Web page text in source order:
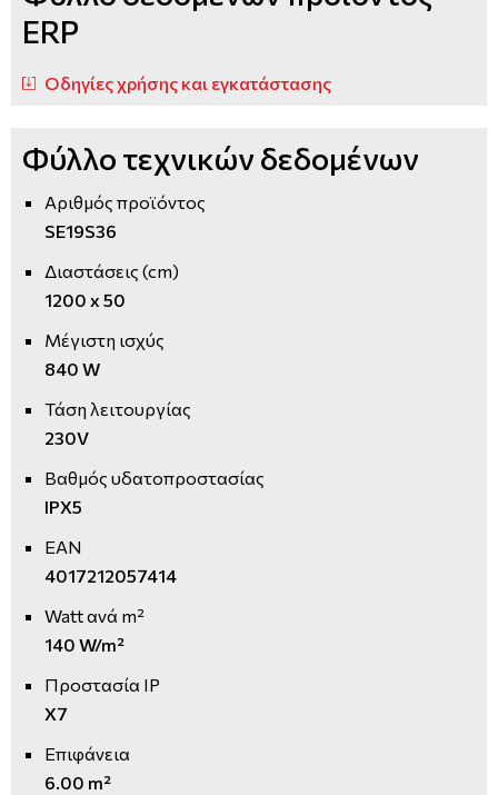
ERP
Οδηγίες χρήσης και εγκατάστασης
Φύλλο τεχνικών δεδομένων
Αριθμός προϊόντος
SE19S36
Διαστάσεις (cm)
1200 x 50
Μέγιστη ισχύς
840 W
Τάση λειτουργίας
230V
Βαθμός υδατοπροστασίας
IPX5
EAN
4017212057414
Watt ανά m²
140 W/m²
Προστασία IP
X7
Επιφάνεια
6.00 m²